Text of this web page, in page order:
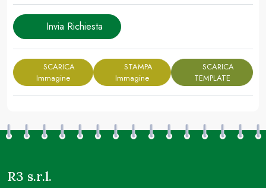
Invia Richiesta
SCARICA
Immagine
STAMPA
Immagine
SCARICA
TEMPLATE
R3 s.r.l.